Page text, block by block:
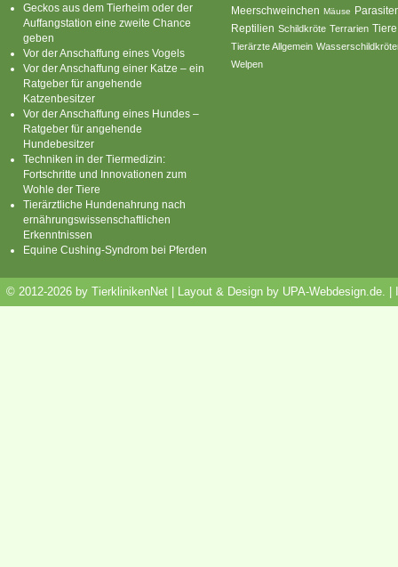
Geckos aus dem Tierheim oder der
Auffangstation eine zweite Chance
geben
Vor der Anschaffung eines Vogels
Vor der Anschaffung einer Katze – ein
Ratgeber für angehende
Katzenbesitzer
Vor der Anschaffung eines Hundes –
Ratgeber für angehende
Hundebesitzer
Techniken in der Tiermedizin:
Fortschritte und Innovationen zum
Wohle der Tiere
Tierärztliche Hundenahrung nach
ernährungswissenschaftlichen
Erkenntnissen
Equine Cushing-Syndrom bei Pferden
Meerschweinchen Mäuse
Reptilien Schildkröte Terrarien Tiere
Tierärzte Allgemein
Welpen
© 2012-2026 by TierklinikenNet | Layout & Design by UPA-Webdesign.de.